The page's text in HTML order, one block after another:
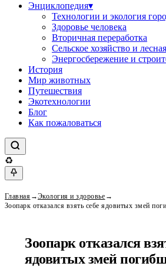
Энциклопедия▾
Технологии и экология
Здоровье человека
Вторичная переработка
Сельское хозяйство и
Энергосбережение и
История
Мир животных
Путешествия
Экотехнологии
Блог
Как пожаловаться
♻
Главная →Экология и здоровье →
Зоопарк отказался взять себе ядовитых змей
Зоопарк отказался
ядовитых змей